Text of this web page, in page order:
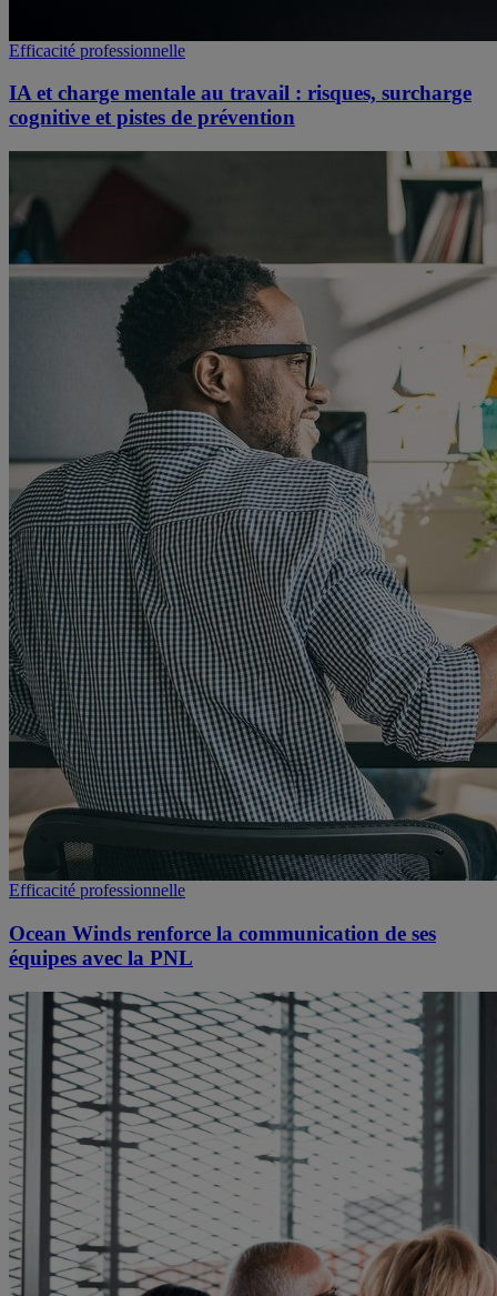
Efficacité professionnelle
IA et charge mentale au travail : risques, surcharge
cognitive et pistes de prévention
Efficacité professionnelle
Ocean Winds renforce la communication de ses
équipes avec la PNL